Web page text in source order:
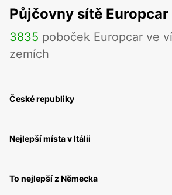
Půjčovny sítě Europcar
3835 poboček Europcar ve
zemích
České republiky
Nejlepší místa v Itálii
To nejlepší z Německa